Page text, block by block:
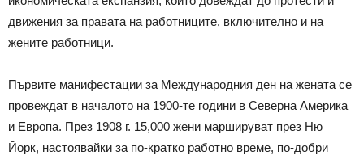
движения за правата на работниците, включително и на
жените работници.
Първите манифестации за Международния ден на жената се
провеждат в началото на 1900-те години в Северна Америка
и Европа. През 1908 г. 15,000 жени маршируват през Ню
Йорк, настоявайки за по-кратко работно време, по-добри